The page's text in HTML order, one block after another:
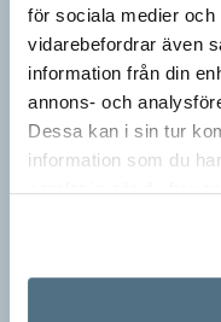
för sociala medier
vidarebefordrar även
information från din
annons- och
Dessa kan i sin tur
information som du
samlat in när du har
Fler ser kvinnor
maskulina pluralformer i
ersätts av dubbel­former